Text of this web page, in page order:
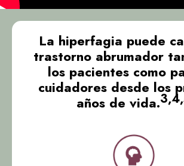
La hiperfagia puede
trastorno abrumador
los pacientes como
cuidadores desde los
años de vida.